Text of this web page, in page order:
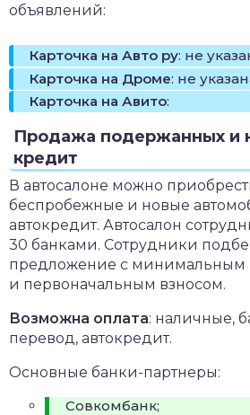
объявлений:
Карточка на Авто ру: не
Карточка на Дроме: не
Карточка на Авито:
Продажа подержанных и
кредит
В автосалоне можно
беспробежные и новые
автокредит. Автосалон
30 банками. Сотрудники
предложение с минимальным
и первоначальным взносом.
Возможна оплата: наличные,
перевод, автокредит.
Основные банки-партнеры:
Совкомбанк;